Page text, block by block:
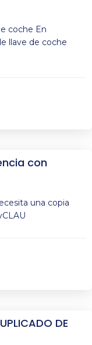
coche En
llave de coche
con
una copia
DE